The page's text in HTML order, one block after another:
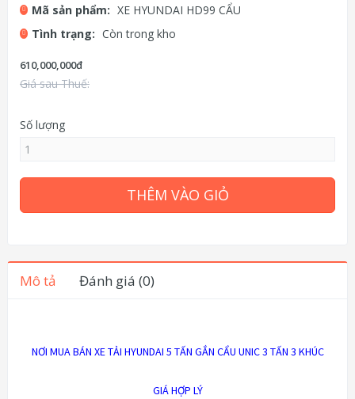
Mã sản phẩm: XE HYUNDAI HD99 CẨU
Tình trạng: Còn trong kho
610,000,000đ
Giá sau Thuế:
Số lượng
THÊM VÀO GIỎ
Mô tả Đánh giá (0)
NƠI MUA BÁN XE TẢI HYUNDAI 5 TẤN GẮN CẨU UNIC 3 TẤN 3 KHÚC
GIÁ HỢP LÝ